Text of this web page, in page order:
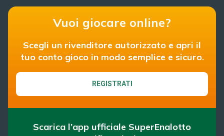
Vuoi giocare online?
Scegli un rivenditore autorizzato e apri il
tuo conto gioco in modo semplice e sicuro.
REGISTRATI
Scarica l’app ufficiale SuperEnalotto